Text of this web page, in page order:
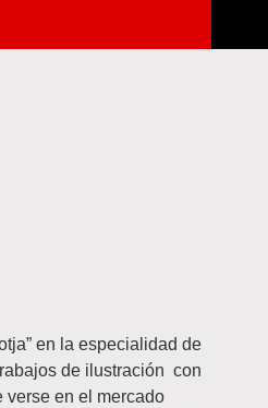
en la especialidad de
de ilustración con
verse en el mercado